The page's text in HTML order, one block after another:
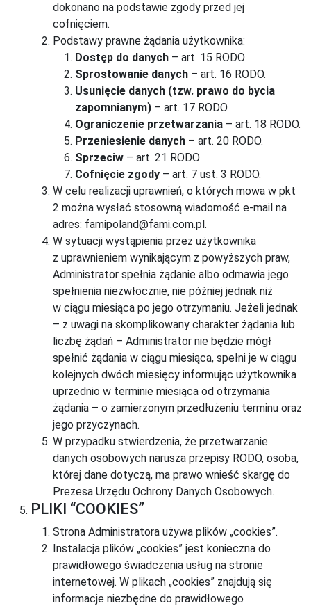
dokonano na podstawie zgody przed jej
cofnięciem.
Podstawy prawne żądania użytkownika:
Dostęp do danych – art. 15 RODO
Sprostowanie danych – art. 16 RODO.
Usunięcie danych (tzw. prawo do bycia
zapomnianym) – art. 17 RODO.
Ograniczenie przetwarzania – art. 18 RODO.
Przeniesienie danych – art. 20 RODO.
Sprzeciw – art. 21 RODO
Cofnięcie zgody – art. 7 ust. 3 RODO.
W celu realizacji uprawnień, o których mowa w pkt
2 można wysłać stosowną wiadomość e-mail na
adres: famipoland@fami.com.pl.
W sytuacji wystąpienia przez użytkownika
z uprawnieniem wynikającym z powyższych praw,
Administrator spełnia żądanie albo odmawia jego
spełnienia niezwłocznie, nie później jednak niż
w ciągu miesiąca po jego otrzymaniu. Jeżeli jednak
– z uwagi na skomplikowany charakter żądania lub
liczbę żądań – Administrator nie będzie mógł
spełnić żądania w ciągu miesiąca, spełni je w ciągu
kolejnych dwóch miesięcy informując użytkownika
uprzednio w terminie miesiąca od otrzymania
żądania – o zamierzonym przedłużeniu terminu oraz
jego przyczynach.
W przypadku stwierdzenia, że przetwarzanie
danych osobowych narusza przepisy RODO, osoba,
której dane dotyczą, ma prawo wnieść skargę do
Prezesa Urzędu Ochrony Danych Osobowych.
PLIKI “COOKIES”
Strona Administratora używa plików „cookies”.
Instalacja plików „cookies” jest konieczna do
prawidłowego świadczenia usług na stronie
internetowej. W plikach „cookies” znajdują się
informacje niezbędne do prawidłowego